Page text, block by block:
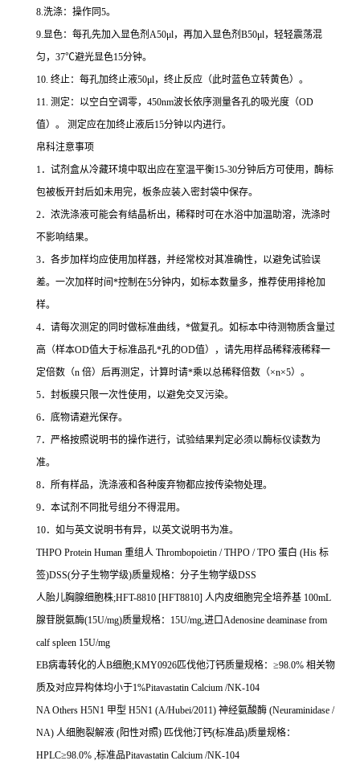
8.洗涤：操作同 5。
9.显色：每孔先加入显色剂 A50μl，再加入显色剂 B50μl，轻轻震荡混
匀， 37℃避光显色15分钟。
10. 终止：每孔加终止液50μl，终止反应（此时蓝色立转黄色）。
11. 测定：以空白空调零， 450nm波长依序测量各孔的吸光度（OD
值）。
测定应在加终止液后15分钟以内进行。
帛科注意事项
1．试剂盒从冷藏环境中取出应在室温平衡15-30分钟后方可使用，酶标
包被板开封后如未用完，板条应装入密封袋中保存。
2．浓洗涤液可能会有结晶析出，稀释时可在水浴中加温助溶，洗涤时
不影响结果。
3．各步加样均应使用加样器，并经常校对其准确性，以避免试验误
差。一次加样时间 *控制在5分钟内，如标本数量多，推荐使用排枪加
样。
4．请每次测定的同时做标准曲线， *做复孔。如标本中待测物质含量过
高（样本OD值大于标准品孔*孔的OD值），请先用样品稀释液稀释一
定倍数（n 倍）后再测定，计算时请*乘以总稀释倍数（×n×5）。
5．封板膜只限一次性使用，以避免交叉污染。
6．底物请避光保存。
7．严格按照说明书的操作进行，试验结果判定必须以酶标仪读数为
准。
8．所有样品，洗涤液和各种废弃物都应按传染物处理。
9．本试剂不同批号组分不得混用。
10．如与英文说明书有异，以英文说明书为准。
THPO Protein Human 重组人 Thrombopoietin / THPO / TPO 蛋白 (His 标
签)DSS(分子生物学级)质量规格：分子生物学级DSS
人胎儿胸腺细胞株;HFT-8810 [HFT8810] 人内皮细胞完全培养基 100mL
腺苷脱氨酶(15U/mg)质量规格： 15U/mg,进口Adenosine deaminase from
calf spleen 15U/mg
EB病毒转化的人B细胞;KMY0926匹伐他汀钙质量规格：≥98.0% 相关物
质及对应异构体均小于1%Pitavastatin Calcium /NK-104
NA Others H5N1 甲型 H5N1 (A/Hubei/2011) 神经氨酸酶 (Neuraminidase /
NA) 人细胞裂解液 (阳性对照) 匹伐他汀钙(标准品)质量规格：
HPLC≥98.0% ,标准品Pitavastatin Calcium /NK-104